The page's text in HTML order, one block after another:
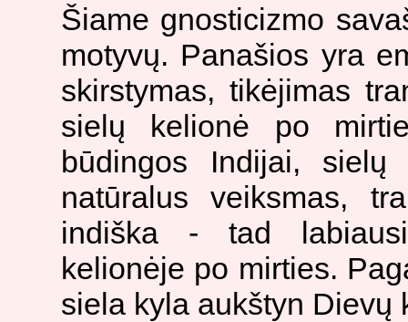
Šiame gnosticizmo
motyvų. Panašios yra
skirstymas, tikėjimas
sielų kelionė po
būdingos Indijai,
natūralus veiksmas,
indiška - tad
kelionėje po mirties.
siela kyla aukštyn Dievų